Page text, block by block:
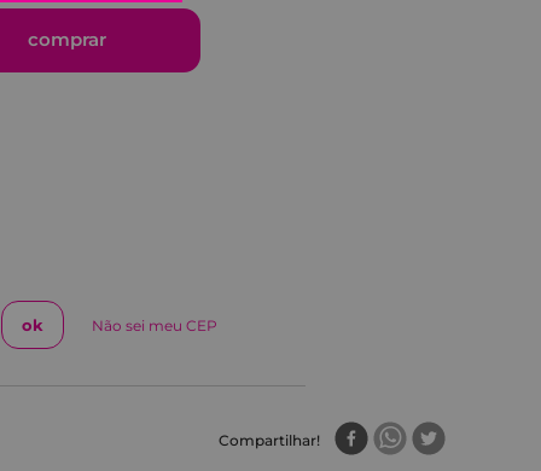
comprar
Não sei meu CEP
Compartilhar